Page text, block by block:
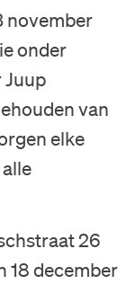
november
onder
Juup
van
elke
26
18 december